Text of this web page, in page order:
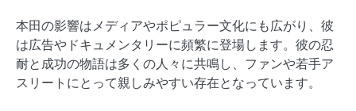
本田の影響はメディアやポピュラー文化にも広がり、彼
は広告やドキュメンタリーに頻繁に登場します。彼の忍
耐と成功の物語は多くの人々に共鳴し、ファンや若手ア
スリートにとって親しみやすい存在となっています。